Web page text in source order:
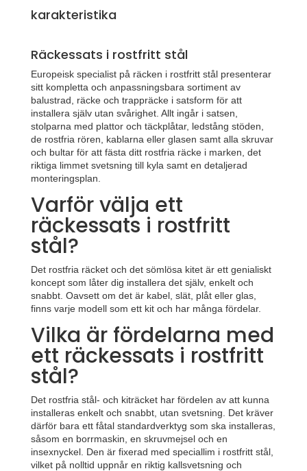
karakteristika
Räckessats i rostfritt stål
Europeisk specialist på räcken i rostfritt stål presenterar
sitt kompletta och anpassningsbara sortiment av
balustrad, räcke och trappräcke i satsform för att
installera själv utan svårighet. Allt ingår i satsen,
stolparna med plattor och täckplåtar, ledstång stöden,
de rostfria rören, kablarna eller glasen samt alla skruvar
och bultar för att fästa ditt rostfria räcke i marken, det
riktiga limmet svetsning till kyla samt en detaljerad
monteringsplan.
Varför välja ett
räckessats i rostfritt
stål?
Det rostfria räcket och det sömlösa kitet är ett genialiskt
koncept som låter dig installera det själv, enkelt och
snabbt. Oavsett om det är kabel, slät, plåt eller glas,
finns varje modell som ett kit och har många fördelar.
Vilka är fördelarna med
ett räckessats i rostfritt
stål?
Det rostfria stål- och kiträcket har fördelen av att kunna
installeras enkelt och snabbt, utan svetsning. Det kräver
därför bara ett fåtal standardverktyg som ska installeras,
såsom en borrmaskin, en skruvmejsel och en
insexnyckel. Den är fixerad med speciallim i rostfritt stål,
vilket på nolltid uppnår en riktig kallsvetsning och